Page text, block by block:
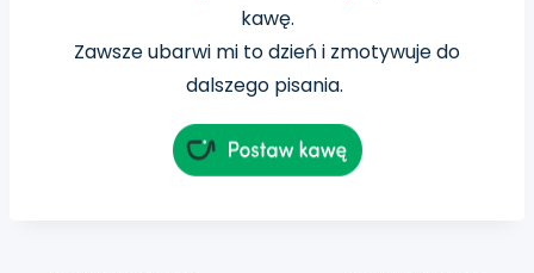
kawę.
Zawsze ubarwi mi to dzień i zmotywuje do
dalszego pisania.